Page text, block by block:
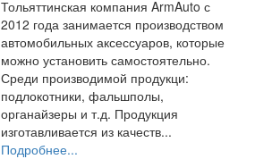
Тольяттинская компания ArmAuto с
2012 года занимается производством
автомобильных аксессуаров, которые
можно установить самостоятельно.
Среди производимой продукци:
подлокотники, фальшполы,
органайзеры и т.д. Продукция
изготавливается из качеств...
Подробнее...